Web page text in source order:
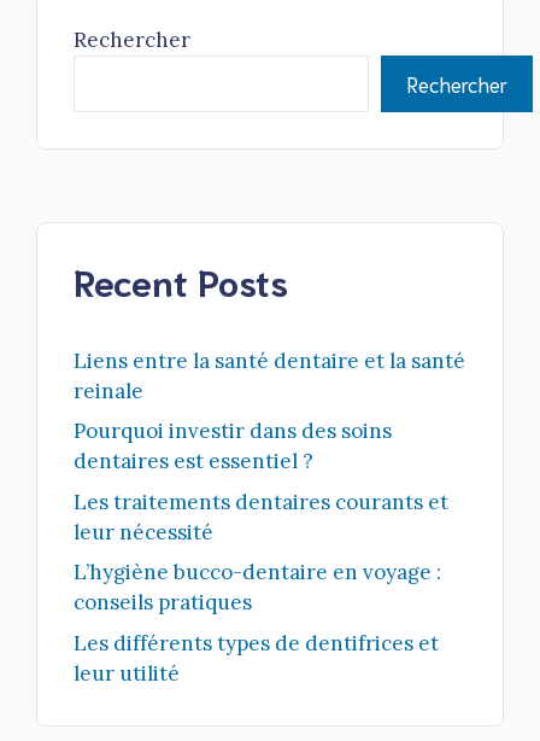
Rechercher
Rechercher
Recent Posts
Liens entre la santé dentaire et la santé
reinale
Pourquoi investir dans des soins
dentaires est essentiel ?
Les traitements dentaires courants et
leur nécessité
L’hygiène bucco-dentaire en voyage :
conseils pratiques
Les différents types de dentifrices et
leur utilité